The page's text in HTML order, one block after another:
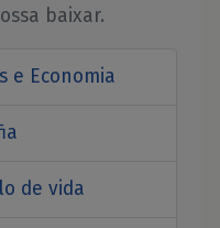
baixar.
e Economia
de vida